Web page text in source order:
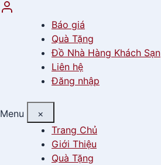
Báo giá
Quà Tặng
Đồ Nhà Hàng Khách Sạn
Liên hệ
Đăng nhập
Menu
×
Trang Chủ
Giới Thiệu
Quà Tặng